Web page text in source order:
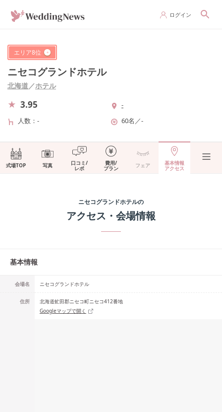
ログイン
エリア8位
ニセコグランドホテル
北海道／ホテル
3.95
-
人数
- 60名 ／-
式場TOP 写真 口コミ/
レポ
費用/
プラン フェア 基本情報
アクセス
ニセコグランドホテルの
アクセス・会場情報
基本情報
会場名 ニセコグランドホテル
住所
北海道虻田郡ニセコ町ニセコ412番地
Googleマップで開く